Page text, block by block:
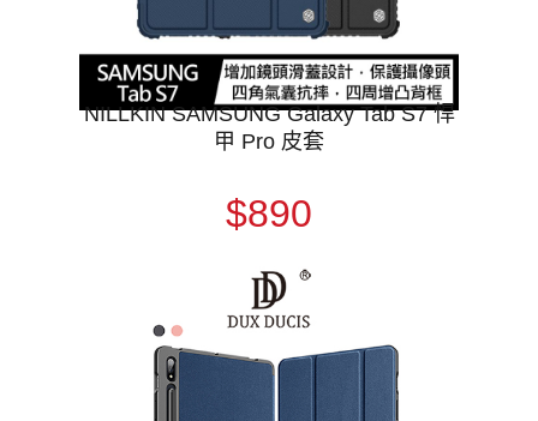
NILLKIN SAMSUNG Galaxy Tab S7 悍
甲 Pro 皮套
$890